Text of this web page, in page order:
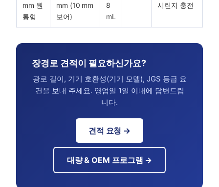
mm 원
통형
mm (10 mm
보어)
8
mL
시린지 충전
장경로 견적이 필요하신가요?
광로 길이, 기기 호환성(기기 모델), JGS 등급 요
건을 보내 주세요. 영업일 1일 이내에 답변드립
니다.
견적 요청 →
대량 & OEM 프로그램 →